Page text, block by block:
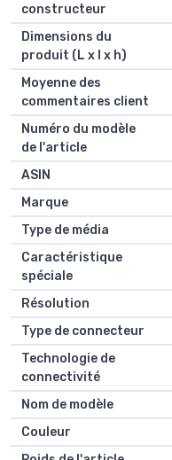
constructeur
Dimensions du
produit (L x l x h)
Moyenne des
commentaires client
Numéro du modèle
de l'article
ASIN
Marque
Type de média
Caractéristique
spéciale
Résolution
Type de connecteur
Technologie de
connectivité
Nom de modèle
Couleur